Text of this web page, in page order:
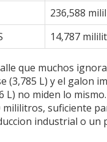
236,588
14,787
que muchos
(3,785 L) y el galon
L) no miden lo
mililitros, suficiente
industrial o un